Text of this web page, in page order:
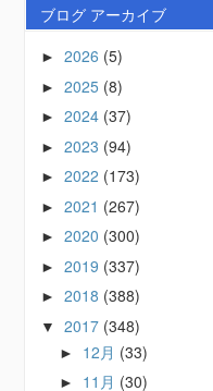
ブログ アーカイブ
►2026 (5)
►2025 (8)
►2024 (37)
►2023 (94)
►2022 (173)
►2021 (267)
►2020 (300)
►2019 (337)
►2018 (388)
▼2017 (348)
► 12月 (33)
► 11月 (30)